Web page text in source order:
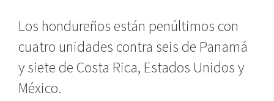
Los hondureños están penúltimos con
cuatro unidades contra seis de Panamá
y siete de Costa Rica, Estados Unidos y
México.